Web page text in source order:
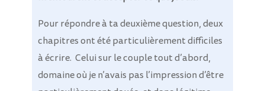
Pour répondre à ta deuxième question, deux
chapitres ont été particulièrement difficiles
à écrire. Celui sur le couple tout d’abord,
domaine où je n’avais pas l’impression d’être